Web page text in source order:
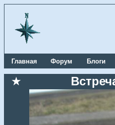
Главная Форум Блоги
★